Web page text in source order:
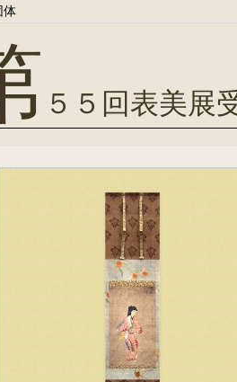
体
５５回表美展